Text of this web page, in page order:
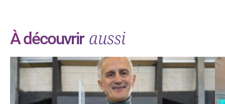
À découvrir aussi